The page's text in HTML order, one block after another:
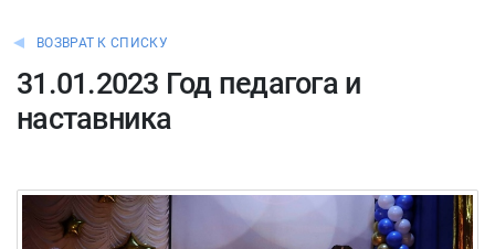
ВОЗВРАТ К СПИСКУ
31.01.2023 Год педагога и
наставника